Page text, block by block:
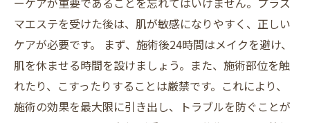
マエステを受けた後は、肌が敏感になりやすく、正しい
ケアが必要です。 まず、施術後24時間はメイクを避け、
肌を休ませる時間を設けましょう。また、施術部位を触
れたり、こすったりすることは厳禁です。これにより、
施術の効果を最大限に引き出し、トラブルを防ぐことが